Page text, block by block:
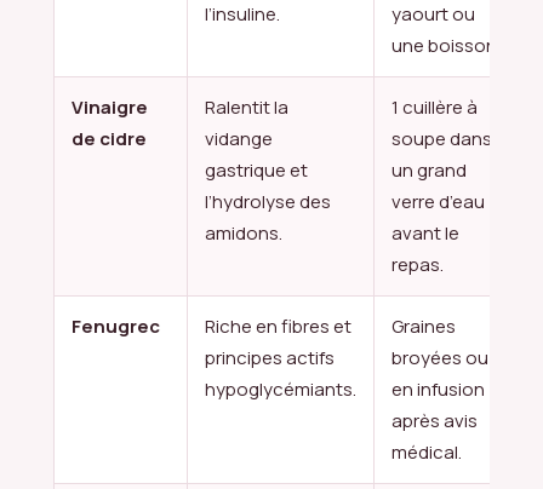
l’insuline.
yaourt ou
une boisson.
Vinaigre
de cidre
Ralentit la
vidange
gastrique et
l’hydrolyse des
amidons.
1 cuillère à
soupe dans
un grand
verre d’eau
avant le
repas.
Fenugrec
Riche en fibres et
principes actifs
hypoglycémiants.
Graines
broyées ou
en infusion
après avis
médical.